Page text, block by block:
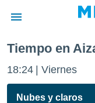
de
ha
Tiempo en
18:24 Viernes
Nubes y claros